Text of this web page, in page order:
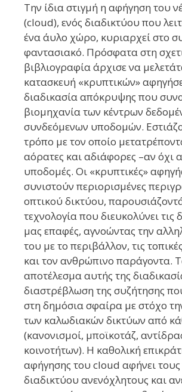
Την ίδια στιγμή η αφήγηση του
(cloud), ενός διαδικτύου που
ένα άυλο χώρο, κυριαρχεί στο
φαντασιακό. Πρόσφατα στη
βιβλιογραφία άρχισε να
κατασκευή «κρυπτικών»
διαδικασία απόκρυψης που
βιομηχανία των κέντρων
συνδεόμενων υποδομών.
τρόπο με τον οποίο
αόρατες και αδιάφορες –αν όχι
υποδομές. Οι «κρυπτικές»
συνιστούν περιορισμένες
οπτικού δικτύου,
τεχνολογία που διευκολύνει τις
μας επαφές, αγνοώντας την
του με το περιβάλλον, τις
και τον ανθρώπινο παράγοντα.
αποτέλεσμα αυτής της
διαστρέβλωση της συζήτησης
στη δημόσια σφαίρα με στόχο
των καλωδιακών δικτύων από
(κανονισμοί, μποϊκοτάζ,
κοινοτήτων). Η καθολική
αφήγησης του cloud αφήνει
διαδικτύου ανενόχλητους και